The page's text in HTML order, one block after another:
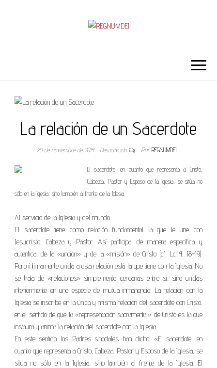
La relación de un Sacerdote
20 de noviembre de 2014 Desactivado Por REGNUMDEI
El sacerdote, en cuanto que representa a Cristo,
Cabeza, Pastor y Esposo de la Iglesia, se sitúa no
sólo en la Iglesia, sino también al frente de la Iglesia.
Al servicio de la Iglesia y del mundo
El sacerdote tiene como relación fundamental la que le une con
Jesucristo, Cabeza y Pastor. Así participa, de manera específica y
auténtica, de la «unción» y de la «misión» de Cristo (cf. Lc 4, 18-19).
Pero íntimamente unida a esta relación está la que tiene con la Iglesia. No
se trata de «relaciones» simplemente cercanas entre sí, sino unidas
interiormente en una especie de mutua inmanencia. La relación con la
Iglesia se inscribe en la única y misma relación del sacerdote con Cristo,
en el sentido de que la «representación sacramental» de Cristo es la que
instaura y anima la relación del sacerdote con la Iglesia.
En este sentido los Padres sinodales han dicho: «El sacerdote, en
cuanto que representa a Cristo, Cabeza, Pastor y Esposo de la Iglesia, se
sitúa no sólo en la Iglesia, sino también al frente de la Iglesia. El